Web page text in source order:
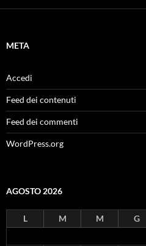
META
Accedi
Feed dei contenuti
Feed dei commenti
WordPress.org
AGOSTO 2026
L M M G